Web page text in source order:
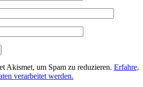
Akismet, um Spam zu reduzieren. Erfahre,
verarbeitet werden.